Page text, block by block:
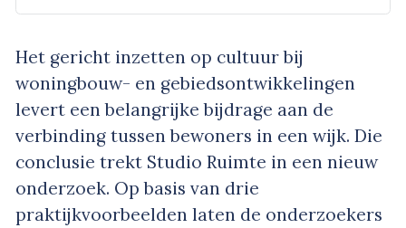
Het gericht inzetten op cultuur bij
woningbouw- en gebiedsontwikkelingen
levert een belangrijke bijdrage aan de
verbinding tussen bewoners in een wijk. Die
conclusie trekt Studio Ruimte in een nieuw
onderzoek. Op basis van drie
praktijkvoorbeelden laten de onderzoekers